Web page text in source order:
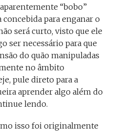
“bobo”
para enganar o
será curto, visto que ele
ser necessário para que
do quão manipuladas
no âmbito
pule direto para a
aprender algo além do
lendo.
isso foi originalmente